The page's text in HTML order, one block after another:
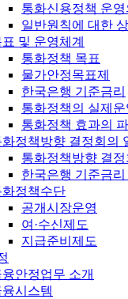
통화신용정책 운
일반원칙에 대한
표 및 운영체계
통화정책 목표
물가안정목표제
한국은행 기준금리
통화정책의 실제운
통화정책 효과의
화정책방향 결정회의
통화정책방향 결정
한국은행 기준금리
화정책수단
공개시장운영
여·수신제도
지급준비제도
융안정업무 소개
융시스템